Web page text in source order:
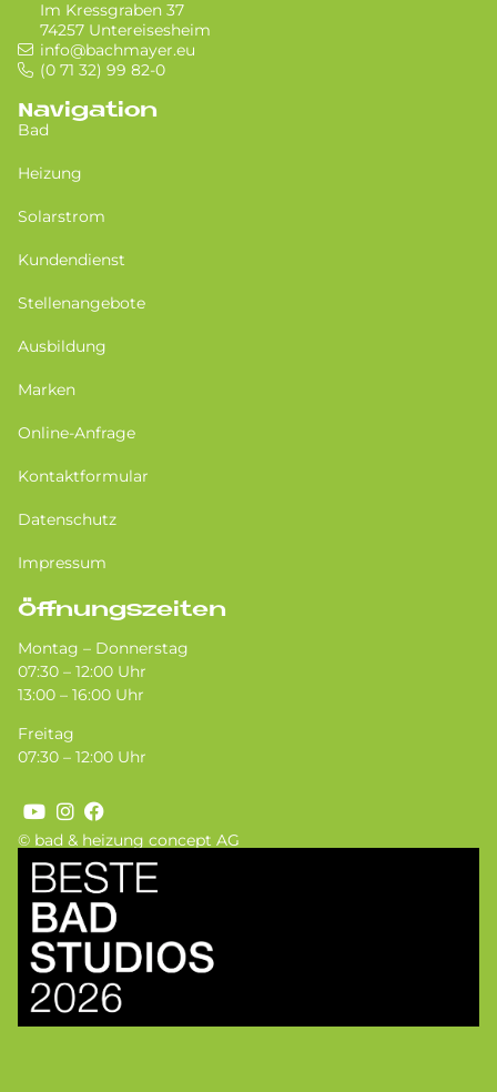
© bad & heizung concept AG
Im Kressgraben 37
74257 Untereisesheim
info@bachmayer.eu
(0 71 32) 99 82-0
Navigation
Bad
Heizung
Solarstrom
Kundendienst
Stellenangebote
Ausbildung
Marken
Online-Anfrage
Kontaktformular
Datenschutz
Impressum
Öffnungszeiten
Montag – Donnerstag
07:30 – 12:00 Uhr
13:00 – 16:00 Uhr
Freitag
07:30 – 12:00 Uhr